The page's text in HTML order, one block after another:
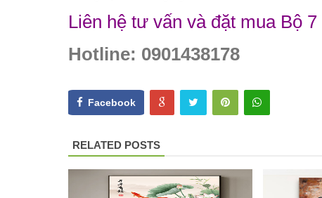
Liên hệ tư vấn và đặt mua Bộ
Hotline: 0901438178
Facebook
RELATED POSTS